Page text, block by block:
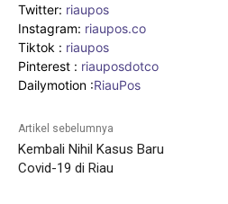
Twitter: riaupos
Instagram: riaupos.co
Tiktok : riaupos
Pinterest : riauposdotco
Dailymotion :RiauPos
Artikel sebelumnya
Kembali Nihil Kasus Baru
Covid-19 di Riau